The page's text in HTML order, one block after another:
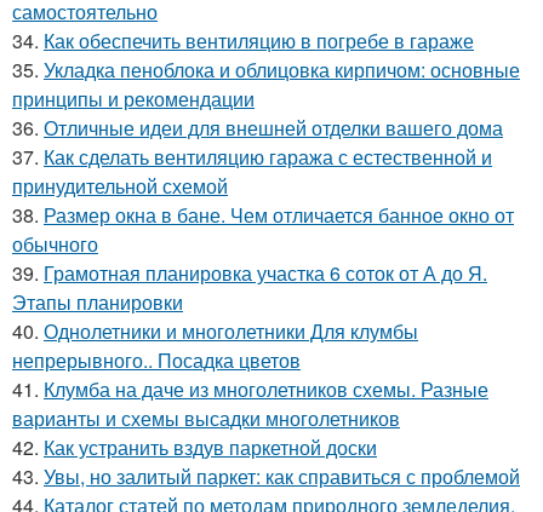
самостоятельно
34. Как обеспечить вентиляцию в погребе в гараже
35. Укладка пеноблока и облицовка кирпичом: основные
принципы и рекомендации
36. Отличные идеи для внешней отделки вашего дома
37. Как сделать вентиляцию гаража с естественной и
принудительной схемой
38. Размер окна в бане. Чем отличается банное окно от
обычного
39. Грамотная планировка участка 6 соток от А до Я.
Этапы планировки
40. Однолетники и многолетники Для клумбы
непрерывного.. Посадка цветов
41. Клумба на даче из многолетников схемы. Разные
варианты и схемы высадки многолетников
42. Как устранить вздув паркетной доски
43. Увы, но залитый паркет: как справиться с проблемой
44. Каталог статей по методам природного земледелия.